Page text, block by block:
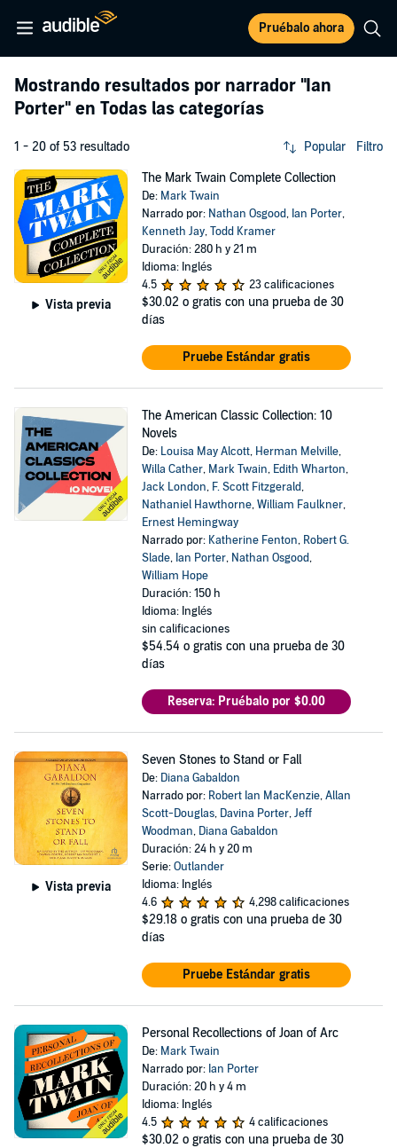
Pruébalo ahora
Mostrando resultados por narrador "Ian
Porter" en Todas las categorías
1 - 20 of 53 resultado Popular Filtro
Vista previa
The Mark Twain Complete Collection
De: Mark Twain
Narrado por: Nathan Osgood, Ian Porter,
Kenneth Jay,Todd Kramer
Duración: 280 h y 21 m
Idioma: Inglés
4.5
23 calificaciones
$30.02 o gratis con una prueba de 30
días
Pruebe Estándar gratis
The American Classic Collection: 10
Novels
De: Louisa May Alcott, Herman Melville,
Willa Cather, Mark Twain, Edith Wharton,
Jack London, F. Scott Fitzgerald,
Nathaniel Hawthorne,William Faulkner,
Ernest Hemingway
Narrado por: Katherine Fenton, Robert G.
Slade, Ian Porter, Nathan Osgood,
William Hope
Duración: 150 h
Idioma: Inglés
sin calificaciones
$54.54 o gratis con una prueba de 30
días
Reserva: Pruébalo por $0.00
Vista previa
Seven Stones to Stand or Fall
De: Diana Gabaldon
Narrado por: Robert Ian MacKenzie,Allan
Scott-Douglas, Davina Porter,Jeff
Woodman, Diana Gabaldon
Duración: 24 h y 20 m
Serie:Outlander
Idioma: Inglés
4.6
4,298 calificaciones
$29.18 o gratis con una prueba de 30
días
Pruebe Estándar gratis
Personal Recollections of Joan of Arc
De: Mark Twain
Narrado por: Ian Porter
Duración: 20 h y 4 m
Idioma: Inglés
4.5
4 calificaciones
$30.02 o gratis con una prueba de 30